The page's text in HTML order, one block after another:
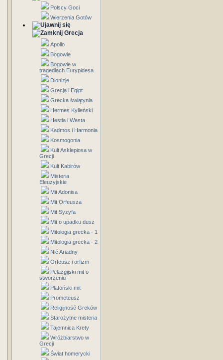
Polscy Goci
Wierzenia Gotów
Grecja
Apollo
Bogowie
Bogowie w
tragediach Eurypidesa
Dionizje
Grecja i Egipt
Grecka świątynia
Hermes Kylleński
Hestia i Westa
Kadmos i Harmonia
Kosmogonia
Kult Asklepiosa w
Grecji
Kult Kabirów
Misteria
Eleuzyjskie
Mit Adonisa
Mit Orfeusza
Mit Syzyfa
Mit o upadku dusz
Mitologia grecka - 1
Mitologia grecka - 2
Nić Ariadny
Orfeusz i orfizm
Pelazgijski mit o
stworzeniu
Platoński mit
Prometeusz
Religijność Greków
Starożytne misteria
Tajemnica Krety
Wróżbiarstwo w
Grecji
Świat homerycki